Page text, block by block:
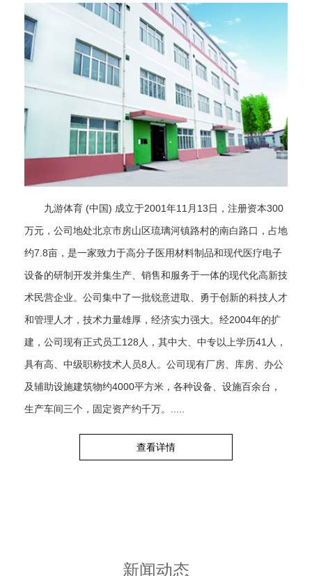
九游体育 (中国) 成立于2001年11月13日，注册资本300
万元，公司地处北京市房山区琉璃河镇路村的南白路口，占地
约7.8亩，是一家致力于高分子医用材料制品和现代医疗电子
设备的研制开发并集生产、销售和服务于一体的现代化高新技
术民营企业。公司集中了一批锐意进取、勇于创新的科技人才
和管理人才，技术力量雄厚，经济实力强大。经2004年的扩
建，公司现有正式员工128人，其中大、中专以上学历41人，
具有高、中级职称技术人员8人。公司现有厂房、库房、办公
及辅助设施建筑物约4000平方米，各种设备、设施百余台，
生产车间三个，固定资产约千万。.....
查看详情
新闻动态